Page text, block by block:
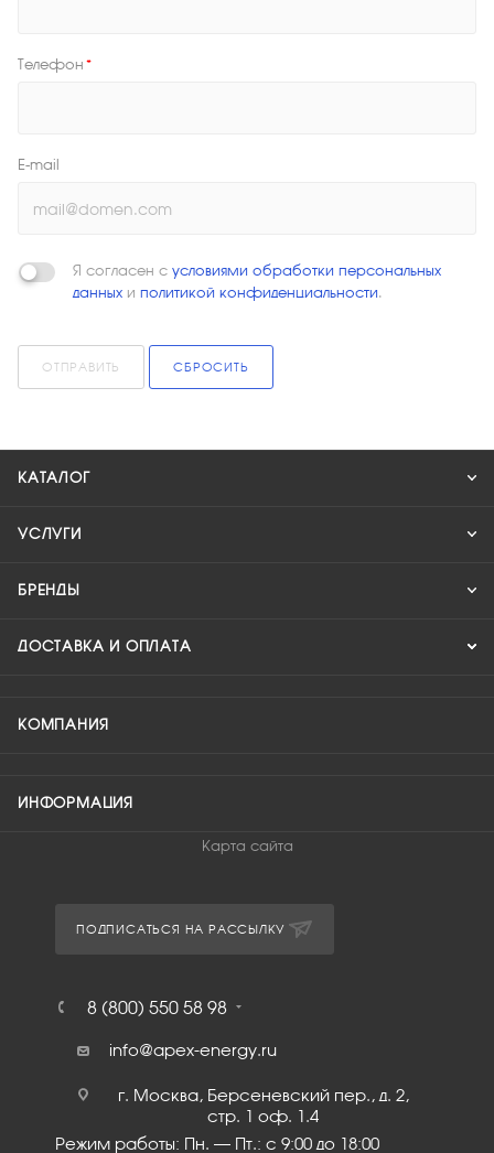
Телефон *
E-mail
Я согласен с условиями обработки персональных
данных и политикой конфиденциальности.
ОТПРАВИТЬ СБРОСИТЬ
КАТАЛОГ
УСЛУГИ
БРЕНДЫ
ДОСТАВКА И ОПЛАТА
КОМПАНИЯ
ИНФОРМАЦИЯ
Карта сайта
ПОДПИСАТЬСЯ НА РАССЫЛКУ
8 (800) 550 58 98
info@apex-energy.ru
г. Москва, Берсеневский пер., д. 2,
стр. 1 оф. 1.4
Режим работы: Пн. – Пт.: с 9:00 до 18:00